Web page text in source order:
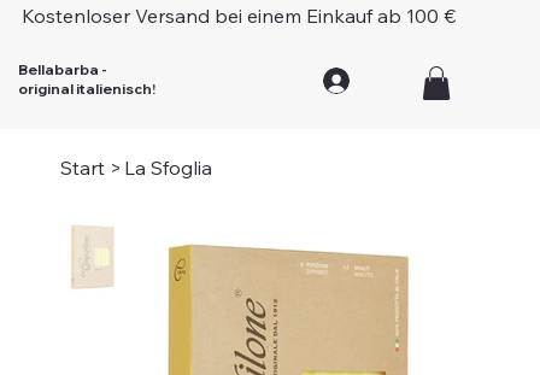
Kostenloser Versand bei einem Einkauf ab 100 €
Bellabarba -
original italienisch!
Start > La Sfoglia